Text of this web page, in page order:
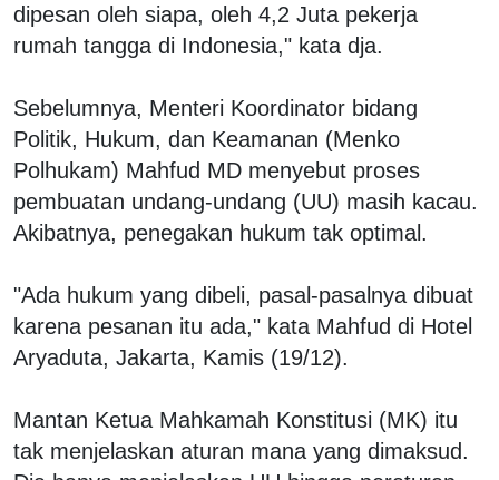
dipesan oleh siapa, oleh 4,2 Juta pekerja
rumah tangga di Indonesia," kata dja.
Sebelumnya, Menteri Koordinator bidang
Politik, Hukum, dan Keamanan (Menko
Polhukam) Mahfud MD menyebut proses
pembuatan undang-undang (UU) masih kacau.
Akibatnya, penegakan hukum tak optimal.
"Ada hukum yang dibeli, pasal-pasalnya dibuat
karena pesanan itu ada," kata Mahfud di Hotel
Aryaduta, Jakarta, Kamis (19/12).
Mantan Ketua Mahkamah Konstitusi (MK) itu
tak menjelaskan aturan mana yang dimaksud.